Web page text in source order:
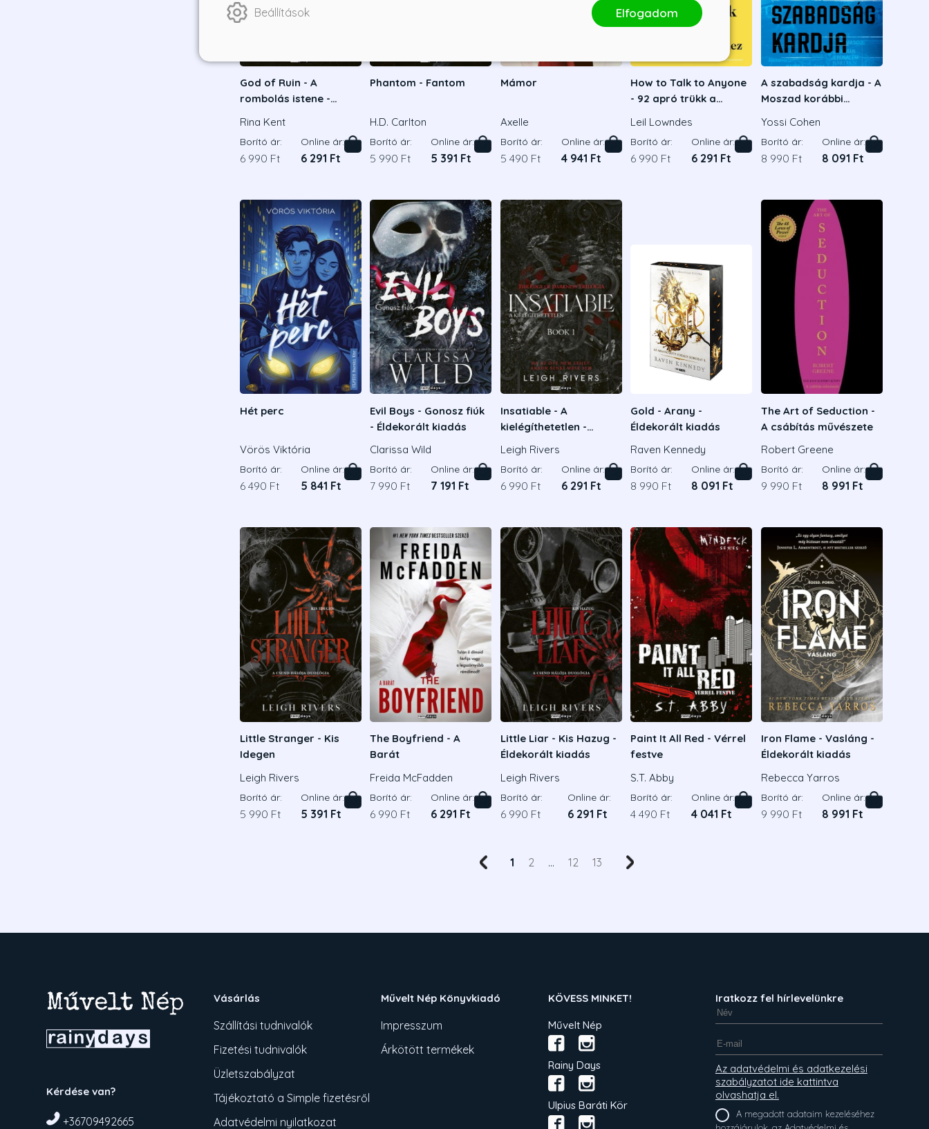
God of Ruin - A
rombolás istene -
Rina Kent
Borító ár:
6 990 Ft
Online ár:
6 291 Ft
Phantom - Fantom
H.D. Carlton
Borító ár:
5 990 Ft
Online ár:
5 391 Ft
Mámor
Axelle
Borító ár:
5 490 Ft
Online ár:
4 941 Ft
How to Talk to Anyone
- 92 apró trükk a
Leil Lowndes
Borító ár:
6 990 Ft
Online ár:
6 291 Ft
A szabadság kardja - A
Moszad korábbi
háború
Yossi Cohen
Borító ár:
8 990 Ft
Online ár:
8 091 Ft
Hét perc
Vörös Viktória
Borító ár:
6 490 Ft
Online ár:
5 841 Ft
Evil Boys - Gonosz fiúk
- Éldekorált kiadás
Clarissa Wild
Borító ár:
7 990 Ft
Online ár:
7 191 Ft
Insatiable - A
kielégíthetetlen -
Leigh Rivers
Borító ár:
6 990 Ft
Online ár:
6 291 Ft
Gold - Arany -
Éldekorált kiadás
Raven Kennedy
Borító ár:
8 990 Ft
Online ár:
8 091 Ft
The Art of Seduction -
A csábítás művészete
Robert Greene
Borító ár:
9 990 Ft
Online ár:
8 991 Ft
Little Stranger - Kis
Idegen
Leigh Rivers
Borító ár:
5 990 Ft
Online ár:
5 391 Ft
The Boyfriend - A
Barát
Freida McFadden
Borító ár:
6 990 Ft
Online ár:
6 291 Ft
Little Liar - Kis Hazug -
Éldekorált kiadás
Leigh Rivers
Borító ár:
6 990 Ft
Online ár:
6 291 Ft
Paint It All Red - Vérrel
festve
S.T. Abby
Borító ár:
4 490 Ft
Online ár:
4 041 Ft
Iron Flame - Vasláng -
Éldekorált kiadás
Rebecca Yarros
Borító ár:
9 990 Ft
Online ár:
8 991 Ft
1 2 ... 12 13
Kérdése van?
+36709492665
Vásárlás
Szállítási tudnivalók
Fizetési tudnivalók
Üzletszabályzat
Tájékoztató a Simple fizetésről
Adatvédelmi nyilatkozat
Művelt Nép Könyvkiadó
Impresszum
Árkötött termékek
KÖVESS MINKET!
Művelt Nép
Rainy Days
Ulpius Baráti Kör
Iratkozz fel hírlevelünkre
Az adatvédelmi és adatkezelési
szabályzatot ide kattintva
olvashatja el.
A megadott adataim kezeléséhez
Beállítások Elfogadom